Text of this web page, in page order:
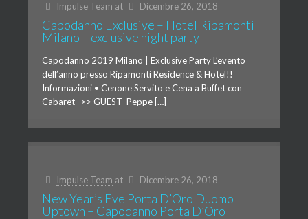
Impulse Team at Dicembre 26, 2018
Capodanno Exclusive – Hotel Ripamonti
Milano – exclusive night party
Capodanno 2019 Milano | Exclusive Party L’evento
dell’anno presso Ripamonti Residence & Hotel!!
Informazioni • Cenone Servito e Cena a Buffet con
Cabaret ->> GUEST Peppe […]
Impulse Team at Dicembre 26, 2018
New Year’s Eve Porta D’Oro Duomo
Uptown – Capodanno Porta D’Oro